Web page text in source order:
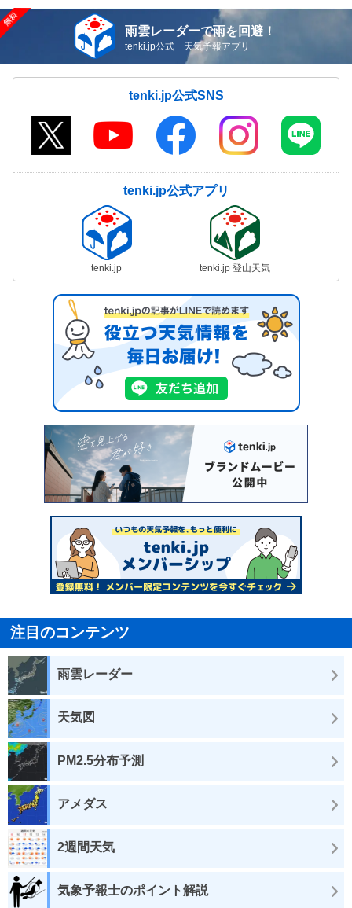
雨雲レーダーで雨を回避！
tenki.jp公式 天気予報アプリ
tenki.jp公式SNS
tenki.jp公式アプリ
tenki.jp tenki.jp 登山天気
注目のコンテンツ
雨雲レーダー
天気図
PM2.5分布予測
アメダス
2週間天気
気象予報士のポイント解説